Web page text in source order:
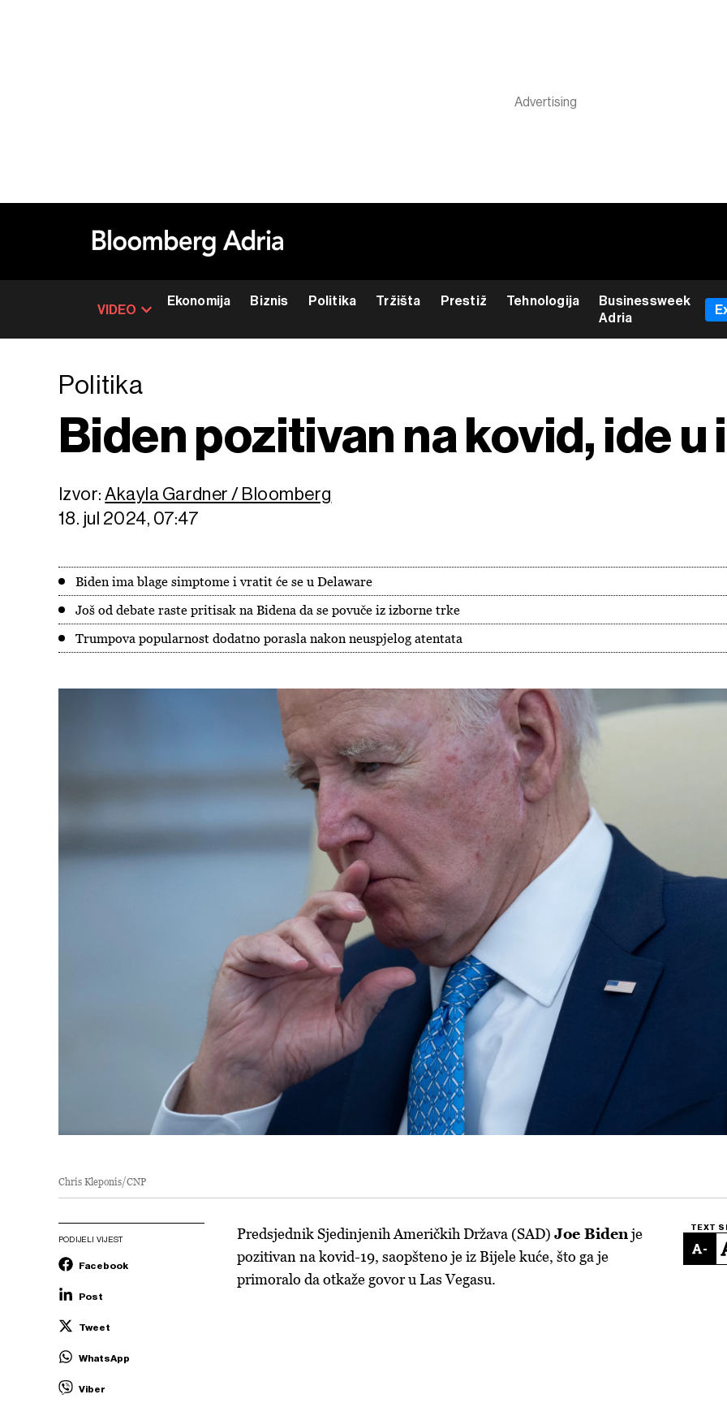
VIDEO
Ekonomija Biznis Politika Tržišta Prestiž Tehnologija
Businessweek
Adria
Politika
Biden pozitivan na kovid, ide u
Izvor:Akayla Gardner / Bloomberg
18. jul 2024, 07:47
Biden ima blage simptome i vratit će se u Delaware
Još od debate raste pritisak na Bidena da se povuče iz izborne trke
Trumpova popularnost dodatno porasla nakon neuspjelog atentata
Chris Kleponis/CNP
PODIJELI VIJEST
Facebook
Post
Tweet
WhatsApp
Viber
TEXT
-
Predsjednik Sjedinjenih Američkih Država (SAD) Joe Bidenje
pozitivan na kovid-19, saopšteno je iz Bijele kuće, što ga je
primoralo da otkaže govor u Las Vegasu.